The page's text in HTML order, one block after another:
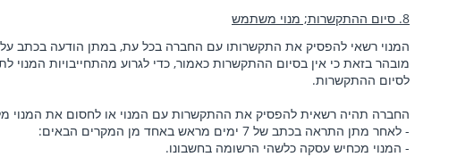
8. סיום ההתקשרות; מנוי משתמש
המנוי רשאי להפסיק את התקשרותו עם החברה בכל עת, במתן הודעה בכתב על כך
מובהר בזאת כי אין בסיום ההתקשרות כאמור, כדי לגרוע מהתחייבויות המנוי
לסיום ההתקשרות.
החברה תהיה רשאית להפסיק את ההתקשרות עם המנוי או לחסום את המנוי
- לאחר מתן התראה בכתב של 7 ימים מראש באחד מן המקרים הבאים:
- המנוי מכחיש עסקה כלשהי הרשומה בחשבונו.